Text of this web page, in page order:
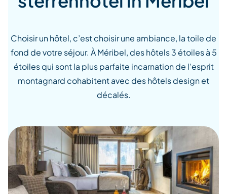
Choisir un hôtel, c’est choisir une ambiance, la toile de
fond de votre séjour. À Méribel, des hôtels 3 étoiles à 5
étoiles qui sont la plus parfaite incarnation de l’esprit
montagnard cohabitent avec des hôtels design et
décalés.